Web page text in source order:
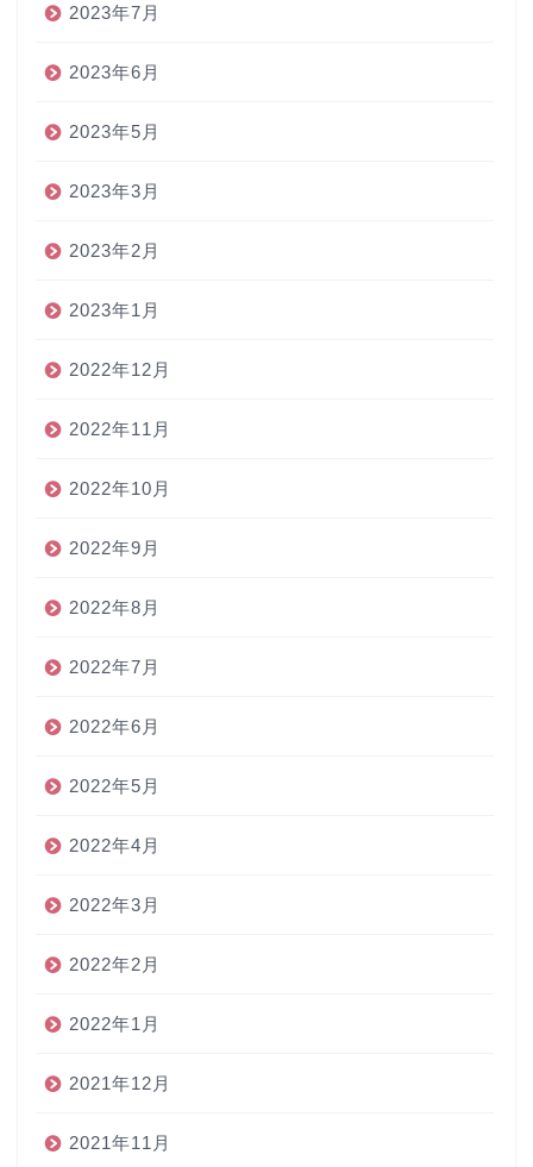
2023年7月
2023年6月
2023年5月
2023年3月
2023年2月
2023年1月
2022年12月
2022年11月
2022年10月
2022年9月
2022年8月
2022年7月
2022年6月
2022年5月
2022年4月
2022年3月
2022年2月
2022年1月
2021年12月
2021年11月